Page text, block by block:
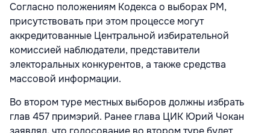
Согласно положениям Кодекса о выборах РМ,
присутствовать при этом процессе могут
аккредитованные Центральной избирательной
комиссией наблюдатели, представители
электоральных конкурентов, а также средства
массовой информации.
Во втором туре местных выборов должны избрать
глав 457 примэрий. Ранее глава ЦИК Юрий Чокан